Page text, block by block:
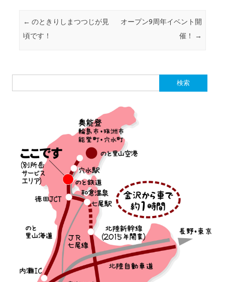
投稿ナビゲーション
← のときりしまつつじが見
頃です！
オープン9周年イベント開
催！
→
索: